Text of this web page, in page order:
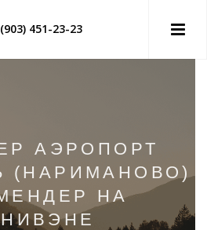
451-23-23
АЭРОПОРТ
(НАРИМАНОВО)
НА